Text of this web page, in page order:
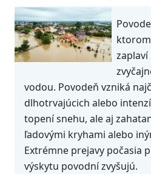
vodou. Povodeň vzniká
dlhotrvajúcich alebo
topení snehu, ale aj
ľadovými kryhami alebo
Extrémne prejavy počasia
výskytu povodní zvyšujú.